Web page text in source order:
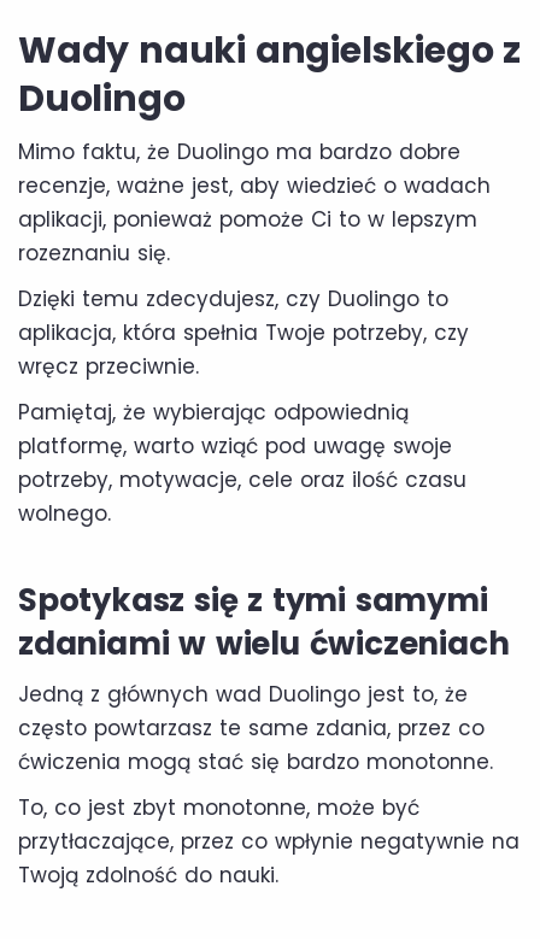
Wady nauki angielskiego z
Duolingo
Mimo faktu, że Duolingo ma bardzo dobre
recenzje, ważne jest, aby wiedzieć o wadach
aplikacji, ponieważ pomoże Ci to w lepszym
rozeznaniu się.
Dzięki temu zdecydujesz, czy Duolingo to
aplikacja, która spełnia Twoje potrzeby, czy
wręcz przeciwnie.
Pamiętaj, że wybierając odpowiednią
platformę, warto wziąć pod uwagę swoje
potrzeby, motywacje, cele oraz ilość czasu
wolnego.
Spotykasz się z tymi samymi
zdaniami w wielu ćwiczeniach
Jedną z głównych wad Duolingo jest to, że
często powtarzasz te same zdania, przez co
ćwiczenia mogą stać się bardzo monotonne.
To, co jest zbyt monotonne, może być
przytłaczające, przez co wpłynie negatywnie na
Twoją zdolność do nauki.